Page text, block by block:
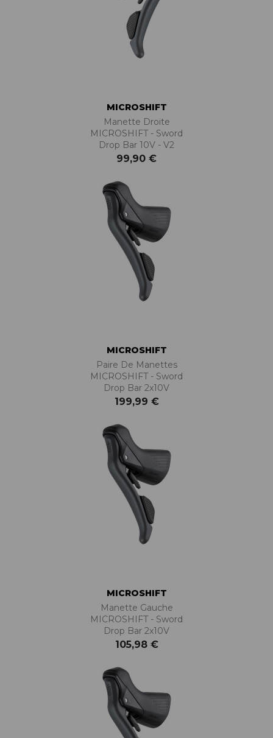
MICROSHIFT
Manette Droite
MICROSHIFT - Sword
Drop Bar 10V - V2
99,90 €
MICROSHIFT
Paire De Manettes
MICROSHIFT - Sword
Drop Bar 2x10V
199,99 €
MICROSHIFT
Manette Gauche
MICROSHIFT - Sword
Drop Bar 2x10V
105,98 €